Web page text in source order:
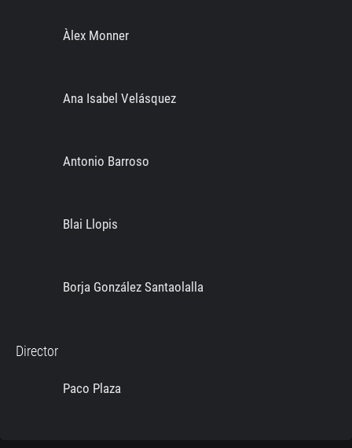
Àlex Monner
Ana Isabel Velásquez
Antonio Barroso
Blai Llopis
Borja González Santaolalla
Director
Paco Plaza